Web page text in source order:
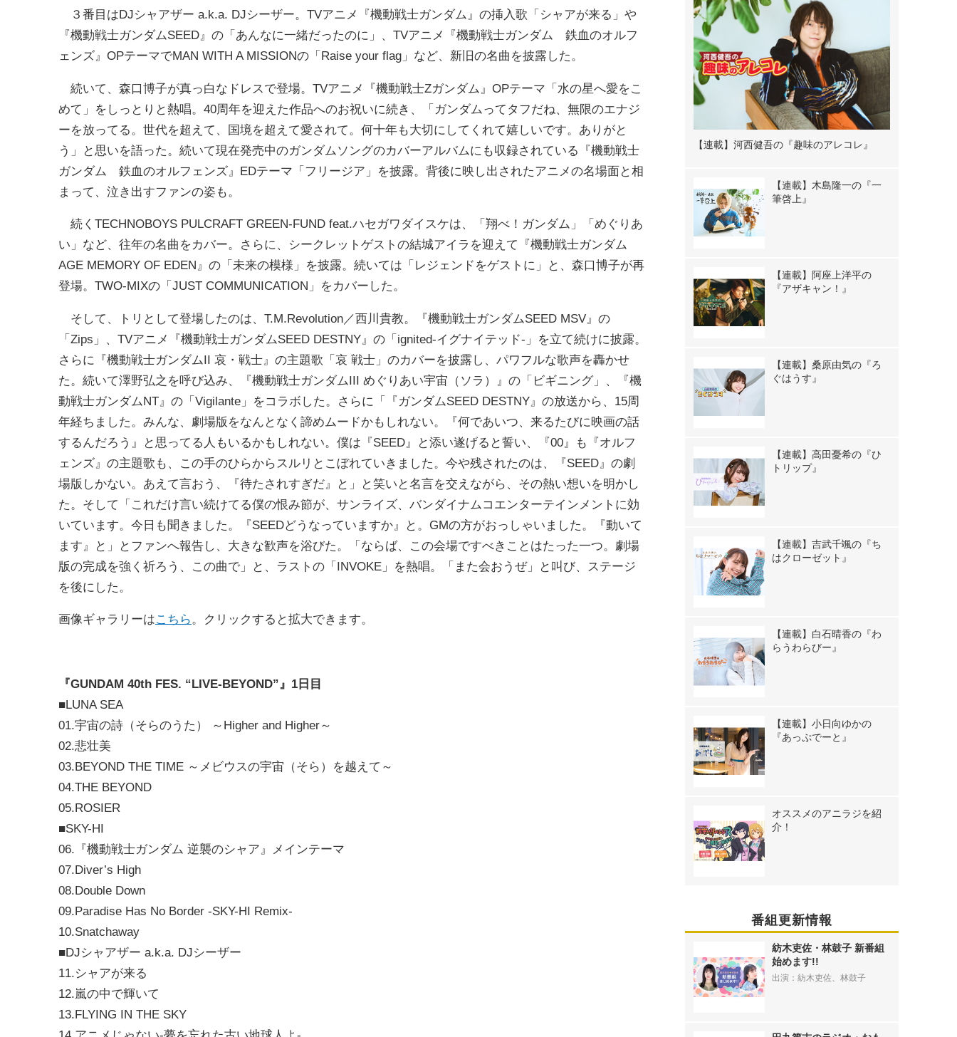
３番目はDJシャアザー a.k.a. DJシーザー。TVアニメ『機動戦士ガンダム』の挿入歌「シャアが来る」や
『機動戦士ガンダムSEED』の「あんなに一緒だったのに」、TVアニメ『機動戦士ガンダム 鉄血のオルフ
ェンズ』OPテーマでMAN WITH A MISSIONの「Raise your flag」など、新旧の名曲を披露した。
続いて、森口博子が真っ白なドレスで登場。TVアニメ『機動戦士Zガンダム』OPテーマ「水の星へ愛をこ
めて」をしっとりと熱唱。40周年を迎えた作品へのお祝いに続き、「ガンダムってタフだね、無限のエナジ
ーを放ってる。世代を超えて、国境を超えて愛されて。何十年も大切にしてくれて嬉しいです。ありがと
う」と思いを語った。続いて現在発売中のガンダムソングのカバーアルバムにも収録されている『機動戦士
ガンダム 鉄血のオルフェンズ』EDテーマ「フリージア」を披露。背後に映し出されたアニメの名場面と相
まって、泣き出すファンの姿も。
続くTECHNOBOYS PULCRAFT GREEN-FUND feat.ハセガワダイスケは、「翔べ！ガンダム」「めぐりあ
い」など、往年の名曲をカバー。さらに、シークレットゲストの結城アイラを迎えて『機動戦士ガンダム
AGE MEMORY OF EDEN』の「未来の模様」を披露。続いては「レジェンドをゲストに」と、森口博子が再
登場。TWO-MIXの「JUST COMMUNICATION」をカバーした。
そして、トリとして登場したのは、T.M.Revolution／西川貴教。『機動戦士ガンダムSEED MSV』の
「Zips」、TVアニメ『機動戦士ガンダムSEED DESTNY』の「ignited-イグナイテッド-」を立て続けに披露。
さらに『機動戦士ガンダムII 哀・戦士』の主題歌「哀 戦士」のカバーを披露し、パワフルな歌声を轟かせ
た。続いて澤野弘之を呼び込み、『機動戦士ガンダムIII めぐりあい宇宙（ソラ）』の「ビギニング」、『機
動戦士ガンダムNT』の「Vigilante」をコラボした。さらに「『ガンダムSEED DESTNY』の放送から、15周
年経ちました。みんな、劇場版をなんとなく諦めムードかもしれない。『何であいつ、来るたびに映画の話
するんだろう』と思ってる人もいるかもしれない。僕は『SEED』と添い遂げると誓い、『00』も『オルフ
ェンズ』の主題歌も、この手のひらからスルリとこぼれていきました。今や残されたのは、『SEED』の劇
場版しかない。あえて言おう、『待たされすぎだ』と」と笑いと名言を交えながら、その熱い想いを明かし
た。そして「これだけ言い続けてる僕の恨み節が、サンライズ、バンダイナムコエンターテインメントに効
いています。今日も聞きました。『SEEDどうなっていますか』と。GMの方がおっしゃいました。『動いて
ます』と」とファンへ報告し、大きな歓声を浴びた。「ならば、この会場ですべきことはたった一つ。劇場
版の完成を強く祈ろう、この曲で」と、ラストの「INVOKE」を熱唱。「また会おうぜ」と叫び、ステージ
を後にした。
画像ギャラリーはこちら 。クリックすると拡大できます。
『GUNDAM 40th FES. “LIVE-BEYOND”』1日目
■LUNA SEA
01.宇宙の詩（そらのうた） ～Higher and Higher～
02.悲壮美
03.BEYOND THE TIME ～メビウスの宇宙（そら）を越えて～
04.THE BEYOND
05.ROSIER
■SKY-HI
06.『機動戦士ガンダム 逆襲のシャア』メインテーマ
07.Diver’s High
08.Double Down
09.Paradise Has No Border -SKY-HI Remix-
10.Snatchaway
■DJシャアザー a.k.a. DJシーザー
11.シャアが来る
12.嵐の中で輝いて
13.FLYING IN THE SKY
【連載】河西健吾の『趣味のアレコレ』
【連載】木島隆一の『一
筆啓上』
【連載】阿座上洋平の
『アザキャン！』
【連載】桑原由気の『ろ
ぐはうす』
【連載】高田憂希の『ひ
トリップ』
【連載】吉武千颯の『ち
はクローゼット』
【連載】白石晴香の『わ
らうわらびー』
【連載】小日向ゆかの
『あっぷでーと』
オススメのアニラジを紹
介！
番組更新情報
紡木吏佐・林鼓子 新番組
始めます!!
出演：紡木吏佐、林鼓子